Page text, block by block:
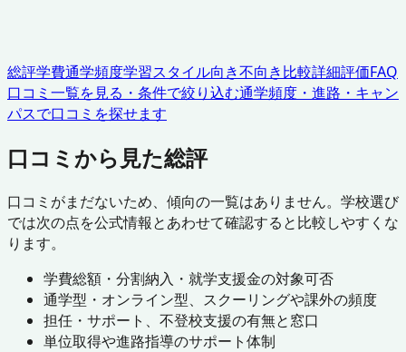
総評学費通学頻度学習スタイル向き不向き比較詳細評価FAQ
口コミ一覧を見る・条件で絞り込む通学頻度・進路・キャン
パスで口コミを探せます
口コミから見た総評
口コミがまだないため、傾向の一覧はありません。学校選び
では次の点を公式情報とあわせて確認すると比較しやすくな
ります。
学費総額・分割納入・就学支援金の対象可否
通学型・オンライン型、スクーリングや課外の頻度
担任・サポート、不登校支援の有無と窓口
単位取得や進路指導のサポート体制